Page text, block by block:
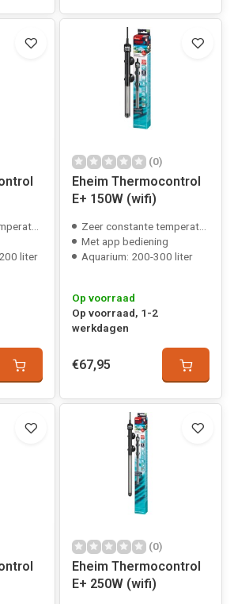
liter
(0)
Eheim Thermocontrol
E+ 150W (wifi)
Zeer constante temperatuur
Met app bediening
Aquarium: 200-300 liter
Op voorraad
Op voorraad, 1-2
werkdagen
€67,95
(0)
Eheim Thermocontrol
E+ 250W (wifi)